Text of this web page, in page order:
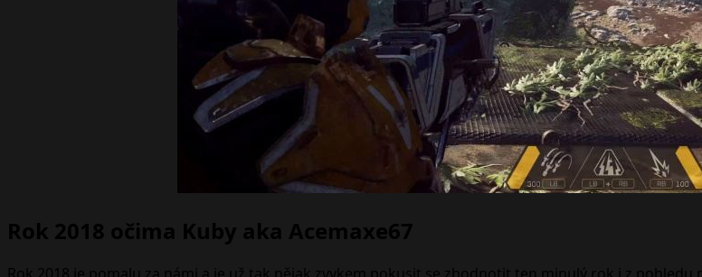
Rok 2018 očima Kuby aka Acemaxe67